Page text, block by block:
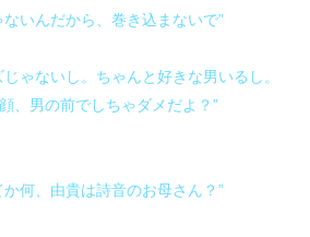
いんだから、巻き込まないで”
ゃないし。ちゃんと好きな男いるし。
、男の前でしちゃダメだよ？”
何、由貴は詩音のお母さん？”